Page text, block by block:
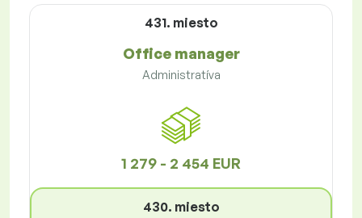
431. miesto
Office manager
Administratíva
1 279 - 2 454 EUR
430. miesto